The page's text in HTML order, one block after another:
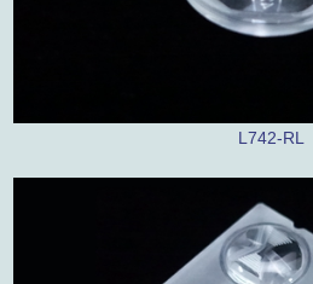
L742-RL